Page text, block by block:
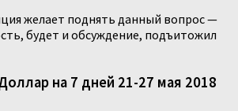
желает поднять данный вопрос —
будет и обсуждение, подъитожил
на 7 дней 21-27 мая 2018